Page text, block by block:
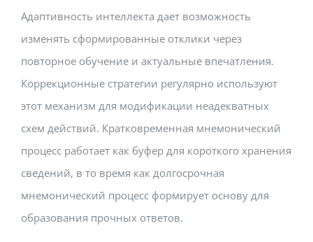
Адаптивность интеллекта дает возможность
изменять сформированные отклики через
повторное обучение и актуальные впечатления.
Коррекционные стратегии регулярно используют
этот механизм для модификации неадекватных
схем действий. Кратковременная мнемонический
процесс работает как буфер для короткого хранения
сведений, в то время как долгосрочная
мнемонический процесс формирует основу для
образования прочных ответов.